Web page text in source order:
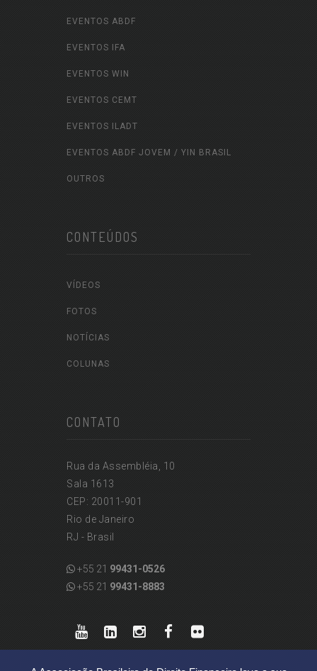
EVENTOS ABDF
EVENTOS IFA
EVENTOS WIN
EVENTOS CEMT
EVENTOS ILADT
EVENTOS ABDF JOVEM / YIN BRASIL
OUTROS
CONTEÚDOS
VÍDEOS
FOTOS
NOTÍCIAS
COLUNAS
CONTATO
Rua da Assembléia, 10
Sala 1613
CEP: 20011-901
Rio de Janeiro
RJ - Brasil
+55 21 99431-0526
+55 21 99431-8883